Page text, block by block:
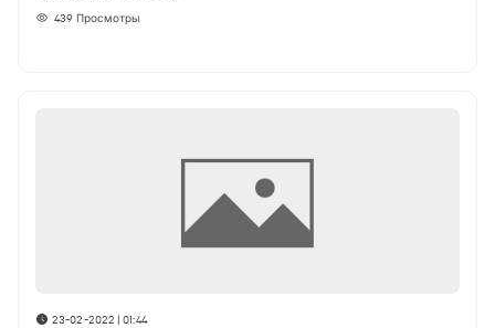
439 Просмотры
23-02-2022 | 01:44